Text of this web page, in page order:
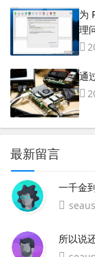
为
理
通
最新留言
一千金
所以说